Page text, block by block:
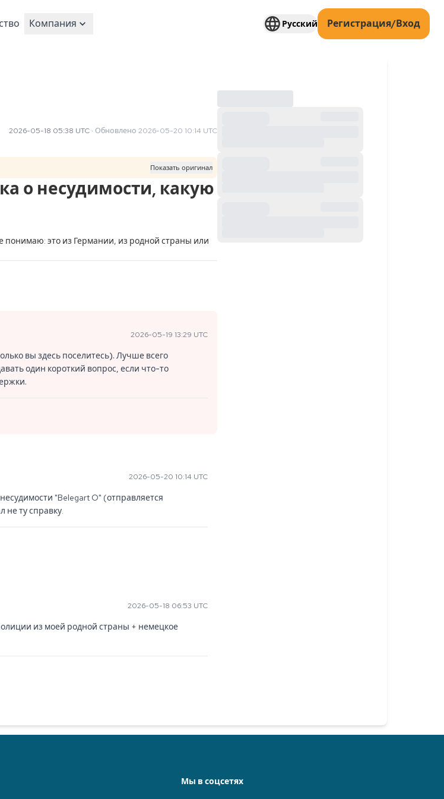
Компания Русский Регистрация/Вход
2026-05-18 05:38 UTC· Обновлено 2026-05-20 10:14 UTC
Показать оригинал
о несудимости, какую
это из Германии, из родной страны или
2026-05-19 13:29 UTC
вы здесь поселитесь). Лучше всего
один короткий вопрос, если что-то
2026-05-20 10:14 UTC
"Belegart O" (отправляется
не ту справку.
2026-05-18 06:53 UTC
из моей родной страны + немецкое
Мы в соцсетях